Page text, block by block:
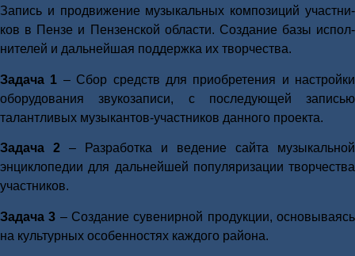
Запись и про­дви­же­ние музы­каль­ных ком­по­зи­ций участ­ни­
ков в Пен­зе и Пен­зен­ской обла­сти. Созда­ние базы испол­
ни­те­лей и даль­ней­шая под­держ­ка их твор­че­ства.
Зада­ча 1 – Сбор средств для при­об­ре­те­ния и настрой­ки
обо­ру­до­ва­ния зву­ко­за­пи­си, с после­ду­ю­щей запи­сью
талант­ли­вых музы­кан­тов-участ­ни­ков дан­но­го про­ек­та.
Зада­ча 2 – Раз­ра­бот­ка и веде­ние сай­та музы­каль­ной
энцик­ло­пе­дии для даль­ней­шей попу­ля­ри­за­ции твор­че­ства
участ­ни­ков.
Зада­ча 3 – Созда­ние суве­нир­ной про­дук­ции, осно­вы­ва­ясь
на куль­тур­ных осо­бен­но­стях каж­до­го рай­о­на.